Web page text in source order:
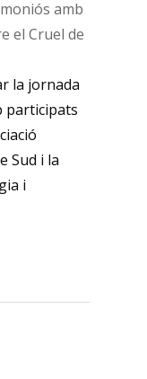
amb
el Cruel de
la jornada
participats
Sud i la
i